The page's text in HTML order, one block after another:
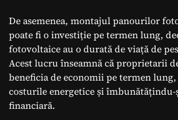
De asemenea, montajul panourilor
poate fi o investiție pe termen lung,
fotovoltaice au o durată de viață de
Acest lucru înseamnă că proprietarii
beneficia de economii pe termen
costurile energetice și
financiară.